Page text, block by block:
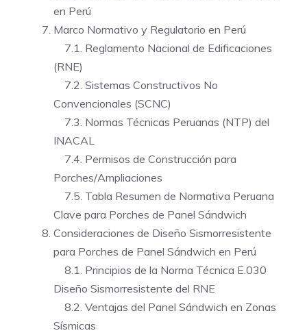
en Perú
Marco Normativo y Regulatorio en Perú
7.1. Reglamento Nacional de Edificaciones
(RNE)
7.2. Sistemas Constructivos No
Convencionales (SCNC)
7.3. Normas Técnicas Peruanas (NTP) del
INACAL
7.4. Permisos de Construcción para
Porches/Ampliaciones
7.5. Tabla Resumen de Normativa Peruana
Clave para Porches de Panel Sándwich
Consideraciones de Diseño Sismorresistente
para Porches de Panel Sándwich en Perú
8.1. Principios de la Norma Técnica E.030
Diseño Sismorresistente del RNE
8.2. Ventajas del Panel Sándwich en Zonas
Sísmicas